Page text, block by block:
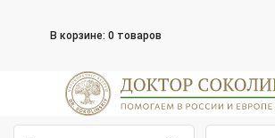
В корзине: 0 товаров